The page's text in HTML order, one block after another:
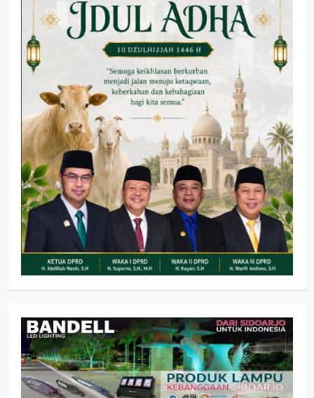
2
Adu Taktik di Atas Rumput Sintetis:
PWI dan Sapma PP Sidoarjo
Memanaskan Mesin Menuju Piala
Soccer
wartanusa 5 Agustus 2026
Ekonomi Hiburan Pemerintahan